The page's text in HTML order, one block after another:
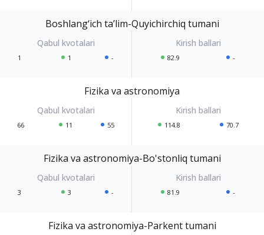
Boshlang‘ich ta’lim-Quyichirchiq tumani
1 1 - 82.9 -
Fizika va astronomiya
66 11 55 114.8 70.7
Fizika va astronomiya-Bo'stonliq tumani
3 3 - 81.9 -
Fizika va astronomiya-Parkent tumani